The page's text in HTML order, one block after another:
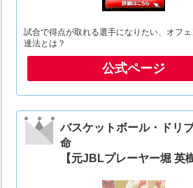
試合で得点が取れる選手になりたい、オフ
達法とは？
公式ページ
バスケットボール・ドリ
命
【元JBLプレーヤー堀 英